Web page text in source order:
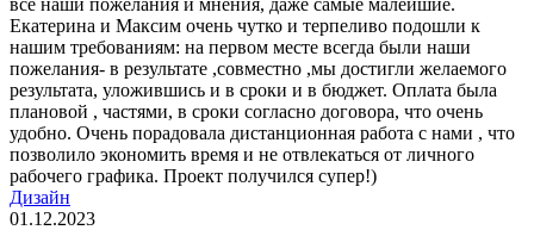
Екатерина и Максим очень чутко и терпеливо подошли к
нашим требованиям: на первом месте всегда были наши
пожелания- в результате ,совместно ,мы достигли желаемого
результата, уложившись и в сроки и в бюджет. Оплата была
плановой , частями, в сроки согласно договора, что очень
удобно. Очень порадовала дистанционная работа с нами , что
позволило экономить время и не отвлекаться от личного
рабочего графика. Проект получился супер!)
Дизайн
01.12.2023